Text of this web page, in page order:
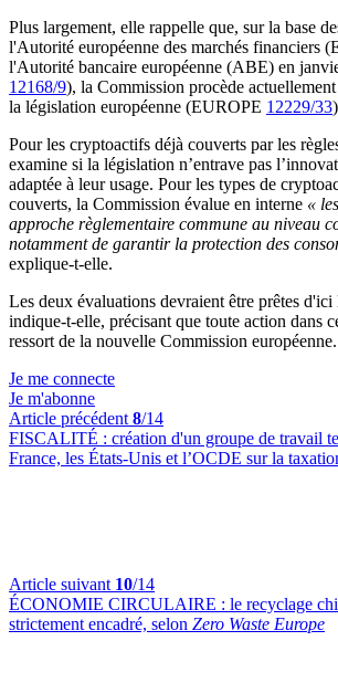
Plus largement, elle rappelle que, sur la base
l'Autorité européenne des marchés financiers
l'Autorité bancaire européenne (ABE) en
12168/9), la Commission procède
la législation européenne (EUROPE 12229/33
Pour les cryptoactifs déjà couverts par les
examine si la législation n’entrave pas
adaptée à leur usage. Pour les types de
couverts, la Commission évalue en interne «
approche règlementaire commune au niveau
notamment de garantir la protection des
explique-t-elle.
Les deux évaluations devraient être prêtes
indique-t-elle, précisant que toute action dans
ressort de la nouvelle Commission européenne.
Je me connecte
Je m'abonne
Article précédent 8/14
FISCALITÉ : création d'un groupe de travail
France, les États-Unis et l’OCDE sur la
Article suivant 10/14
ÉCONOMIE CIRCULAIRE : le recyclage
strictement encadré, selon Zero Waste Europe